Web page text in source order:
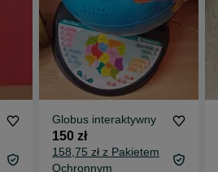
Globus interaktywny
150 zł
158,75 zł z Pakietem
Ochronnym